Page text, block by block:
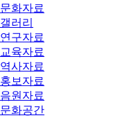
문화자료
갤러리
연구자료
교육자료
역사자료
홍보자료
음원자료
문화공간